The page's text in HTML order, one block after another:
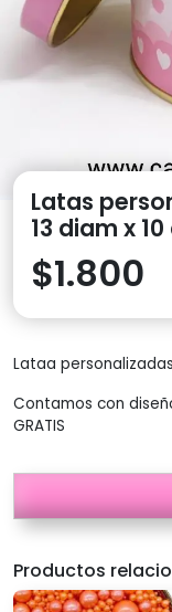
Latas
13 diam x
$1.800
Lataa
Contamos con
GRATIS
Productos